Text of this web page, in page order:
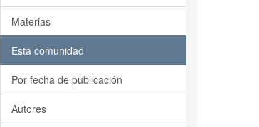
Materias
Esta comunidad
Por fecha de publicación
Autores